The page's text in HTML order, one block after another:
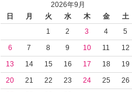
2026年9月
日
月 火 水 木 金
土
1
2 3 4
5
6
7 8 9 10 11
12
13
14 15 16 17 18
19
20
21 22 23 24 25
26